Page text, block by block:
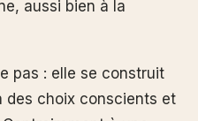
aussi bien à la
pas : elle se construit
des choix conscients et